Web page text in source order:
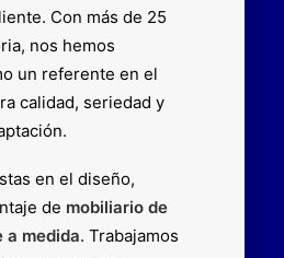
Con más de 25
nos hemos
un referente en el
calidad, seriedad y
en el diseño,
de mobiliario de
a medida. Trabajamos